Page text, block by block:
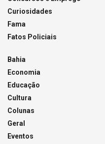
Curiosidades
Fama
Fatos Policiais
Bahia
Economia
Educação
Cultura
Colunas
Geral
Eventos